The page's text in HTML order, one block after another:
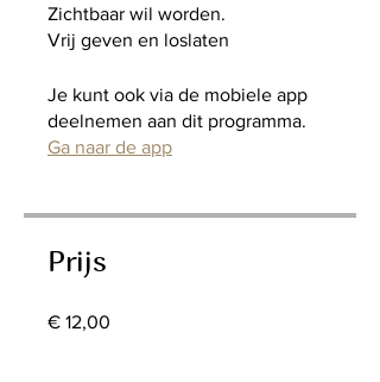
Zichtbaar wil worden.
Vrij geven en loslaten
Je kunt ook via de mobiele app
deelnemen aan dit programma.
Ga naar de app
Prijs
€ 12,00